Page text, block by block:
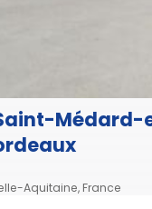
Médard-
Aquitaine, France